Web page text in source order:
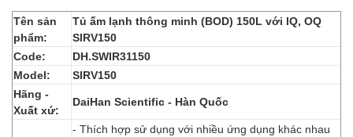
Tên sản
phẩm:
Tủ ấm lạnh thông minh (BOD) 150L với IQ, OQ
SIRV150
Code:
DH.SWIR31150
Model:
SIRV150
Hãng -
Xuất xứ:
DaiHan Scientific - Hàn Quốc
- Thích hợp sử dụng với nhiều ứng dụng khác nhau